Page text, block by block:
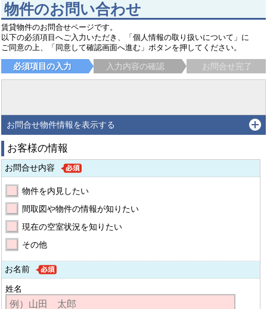
物件のお問い合わせ
賃貸物件のお問合せページです。
以下の必須項目へご入力いただき、「個人情報の取り扱いについて」に
ご同意の上、「同意して確認画面へ進む」ボタンを押してください。
必須項目の入力 入力内容の確認 お問合せ完了
お問合せ物件情報を表示する
お客様の情報
お問合せ内容
物件を内見したい
間取図や物件の情報が知りたい
現在の空室状況を知りたい
その他
お名前
姓名